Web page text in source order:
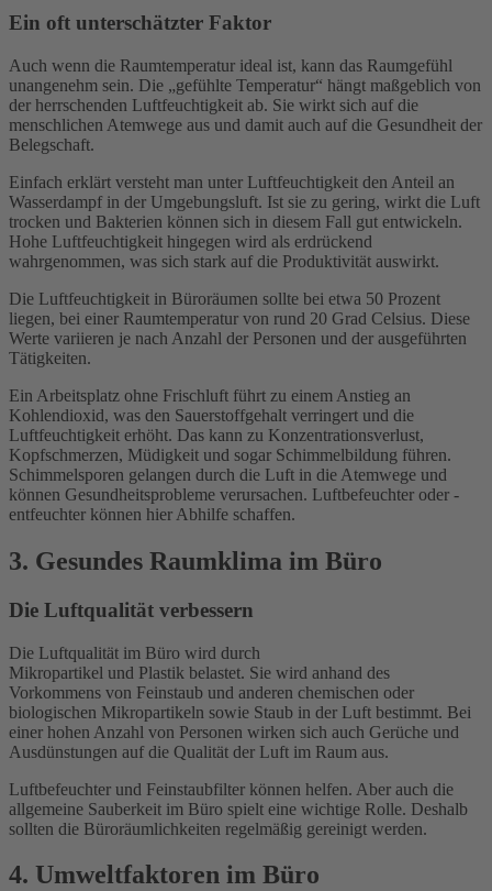
Ein oft unterschätzter Faktor
Auch wenn die Raumtemperatur ideal ist, kann das Raumgefühl
unangenehm sein. Die „gefühlte Temperatur“ hängt maßgeblich von
der herrschenden Luftfeuchtigkeit ab. Sie wirkt sich auf die
menschlichen Atemwege aus und damit auch auf die Gesundheit der
Belegschaft.
Einfach erklärt versteht man unter Luftfeuchtigkeit den Anteil an
Wasserdampf in der Umgebungsluft. Ist sie zu gering, wirkt die Luft
trocken und Bakterien können sich in diesem Fall gut entwickeln.
Hohe Luftfeuchtigkeit hingegen wird als erdrückend
wahrgenommen, was sich stark auf die Produktivität auswirkt.
Die Luftfeuchtigkeit in Büroräumen sollte bei etwa 50 Prozent
liegen, bei einer Raumtemperatur von rund 20 Grad Celsius. Diese
Werte variieren je nach Anzahl der Personen und der ausgeführten
Tätigkeiten.
Ein Arbeitsplatz ohne Frischluft führt zu einem Anstieg an
Kohlendioxid, was den Sauerstoffgehalt verringert und die
Luftfeuchtigkeit erhöht. Das kann zu Konzentrationsverlust,
Kopfschmerzen, Müdigkeit und sogar Schimmelbildung führen.
Schimmelsporen gelangen durch die Luft in die Atemwege und
können Gesundheitsprobleme verursachen. Luftbefeuchter oder -
entfeuchter können hier Abhilfe schaffen.
3. Gesundes Raumklima im Büro
Die Luftqualität verbessern
Die Luftqualität im Büro wird durch
Mikropartikel und Plastik belastet. Sie wird anhand des
Vorkommens von Feinstaub und anderen chemischen oder
biologischen Mikropartikeln sowie Staub in der Luft bestimmt. Bei
einer hohen Anzahl von Personen wirken sich auch Gerüche und
Ausdünstungen auf die Qualität der Luft im Raum aus.
Luftbefeuchter und Feinstaubfilter können helfen. Aber auch die
allgemeine Sauberkeit im Büro spielt eine wichtige Rolle. Deshalb
sollten die Büroräumlichkeiten regelmäßig gereinigt werden.
4. Umweltfaktoren im Büro